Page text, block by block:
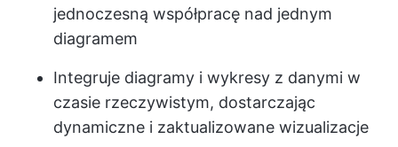
jednoczesną współpracę nad jednym
diagramem
Integruje diagramy i wykresy z danymi w
czasie rzeczywistym, dostarczając
dynamiczne i zaktualizowane wizualizacje